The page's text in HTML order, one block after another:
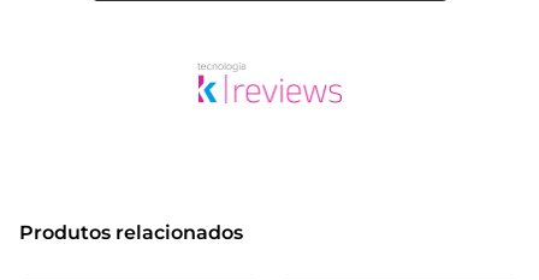
Produtos relacionados